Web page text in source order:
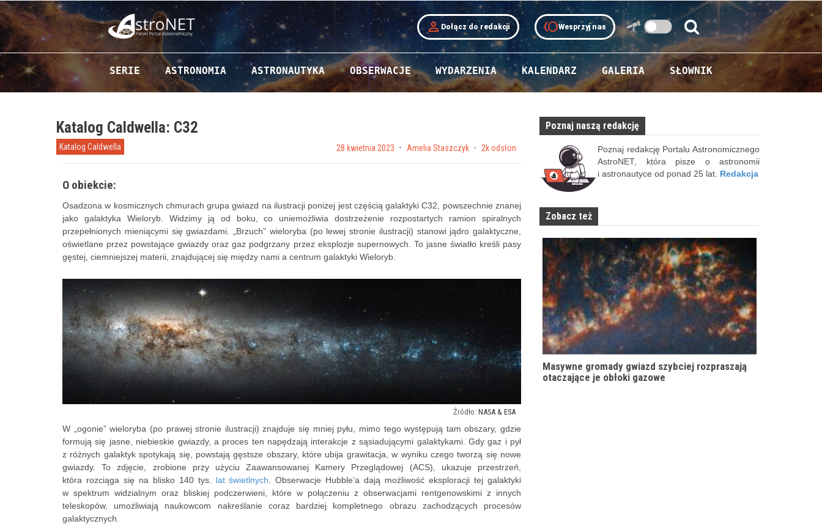
person Dołącz do redakcji tollWesprzyj nas
Szukaj:
Szukaj
Przejdź do zawartości
SERIE ASTRONOMIA ASTRONAUTYKA OBSERWACJE WYDARZENIA KALENDARZ GALERIA SŁOWNIK
Katalog Caldwella: C32
Katalog Caldwella Posted on
28 kwietnia 2023 by Amelia Staszczyk 2k odsłon
O obiekcie:
Osadzona w kosmicznych chmurach grupa gwiazd na ilustracji poniżej jest częścią galaktyki C32, powszechnie znanej
jako galaktyka Wieloryb. Widzimy ją od boku, co uniemożliwia dostrzeżenie rozpostartych ramion spiralnych
przepełnionych mieniącymi się gwiazdami. „Brzuch” wieloryba (po lewej stronie ilustracji) stanowi jądro galaktyczne,
oświetlane przez powstające gwiazdy oraz gaz podgrzany przez eksplozje supernowych. To jasne światło kreśli pasy
gęstej, ciemniejszej materii, znajdującej się między nami a centrum galaktyki Wieloryb.
NASA & ESA
W „ogonie” wieloryba (po prawej stronie ilustracji) znajduje się mniej pyłu, mimo tego występują tam obszary, gdzie
formują się jasne, niebieskie gwiazdy, a proces ten napędzają interakcje z sąsiadującymi galaktykami. Gdy gaz i pył
z różnych galaktyk spotykają się, powstają gęstsze obszary, które ubija grawitacja, w wyniku czego tworzą się nowe
gwiazdy. To zdjęcie, zrobione przy użyciu Zaawansowanej Kamery Przeglądowej (ACS), ukazuje przestrzeń,
która rozciąga się na blisko 140 tys. lat świetlnych . Obserwacje Hubble’a dają możliwość eksploracji tej galaktyki
w spektrum widzialnym oraz bliskiej podczerwieni, które w połączeniu z obserwacjami rentgenowskimi z innych
teleskopów, umożliwiają naukowcom nakreślanie coraz bardziej kompletnego obrazu zachodzących procesów
galaktycznych.
Poznaj naszą redakcję
Poznaj redakcję Portalu Astronomicznego
AstroNET, która pisze o astronomii
i astronautyce od ponad 25 lat. Redakcja
Zobacz też
Masywne gromady gwiazd szybciej rozpraszają
otaczające je obłoki gazowe